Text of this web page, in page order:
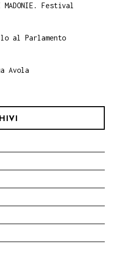
MADONIE. Festival
al Parlamento
Avola